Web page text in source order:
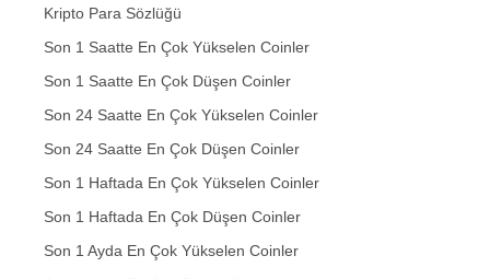
Kripto Para Sözlüğü
Son 1 Saatte En Çok Yükselen Coinler
Son 1 Saatte En Çok Düşen Coinler
Son 24 Saatte En Çok Yükselen Coinler
Son 24 Saatte En Çok Düşen Coinler
Son 1 Haftada En Çok Yükselen Coinler
Son 1 Haftada En Çok Düşen Coinler
Son 1 Ayda En Çok Yükselen Coinler